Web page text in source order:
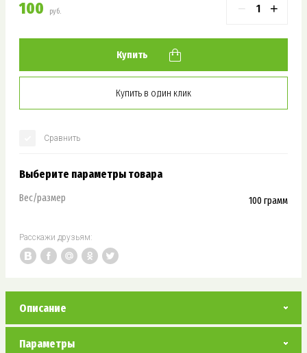
100 руб. − +
Купить
Купить в один клик
Сравнить
Выберите параметры товара
Вес/размер 100 грамм
Расскажи друзьям:
Описание
Параметры